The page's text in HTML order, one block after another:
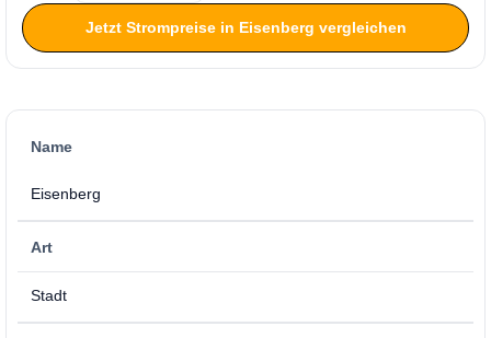
Jetzt Strompreise in Eisenberg vergleichen
Name
Eisenberg
Art
Stadt